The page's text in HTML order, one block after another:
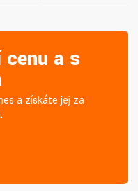
cenu a s
a získáte jej za